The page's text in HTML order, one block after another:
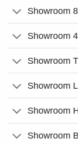
Showroom
Showroom
Showroom
Showroom
Showroom
Showroom